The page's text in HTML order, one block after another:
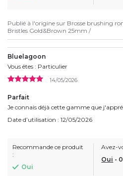
Publié à l'origine sur Brosse brushing
Bristles Gold&Brown 25mm /
Bluelagoon
Vous êtes : Particulier
14/05/2026
Parfait
Je connais déjà cette gamme que
Date d’utilisation : 12/05/2026
Recommande ce produit
:
Oui
Avez-
Oui - 0